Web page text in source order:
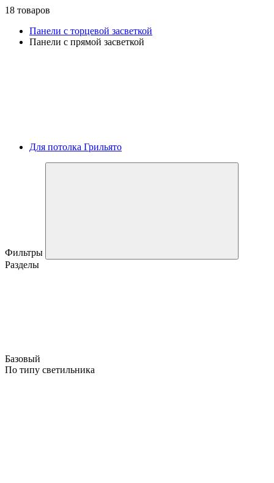
18 товаров
Панели с торцевой засветкой
Панели с прямой засветкой
Для потолка Грильято
Фильтры
Разделы
Базовый
По типу светильника